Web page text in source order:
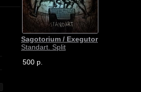
Sagotorium / Exegutor
Standart. Split
500 р.